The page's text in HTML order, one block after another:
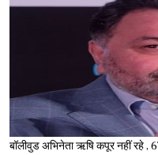
बॉलीवुड अभिनेता ऋषि कपूर नहीं रहे ,